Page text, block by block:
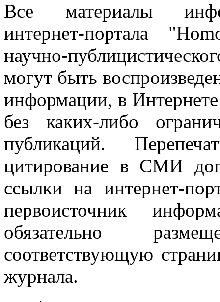
Все материалы
интернет-портала
научно-
могут быть
информации, в
без каких-либо
публикаций.
цитирование в СМИ
ссылки на интернет-
первоисточник
обязательно
соответствующую
журнала.